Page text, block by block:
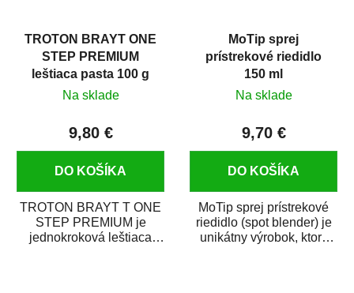
TROTON BRAYT ONE
STEP PREMIUM
leštiaca pasta 100 g
Na sklade
9,80 €
DO KOŠÍKA
TROTON BRAYT T ONE
STEP PREMIUM je
jednokroková leštiaca
MoTip sprej
prístrekové riedidlo
150 ml
Na sklade
9,70 €
DO KOŠÍKA
MoTip sprej prístrekové
riedidlo (spot blender) je
unikátny výrobok, ktorý